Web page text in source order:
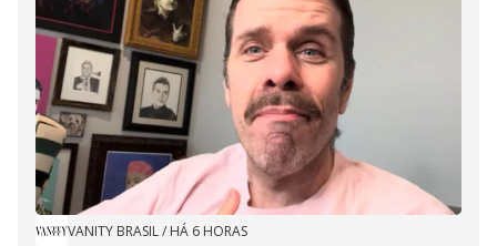
VANITY BRASIL/ HÁ 6 HORAS